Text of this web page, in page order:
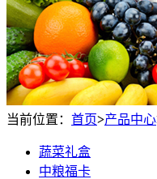
当前位置： 首页>产品中心
蔬菜礼盒
中粮福卡